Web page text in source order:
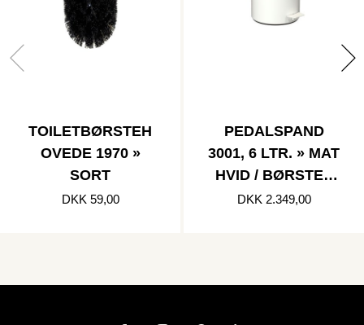
TOILETBØRSTEH
OVEDE 1970 »
SORT
DKK 59,00
PEDALSPAND
3001, 6 LTR. » MAT
HVID / BØRSTET
KOBBER
DKK 2.349,00